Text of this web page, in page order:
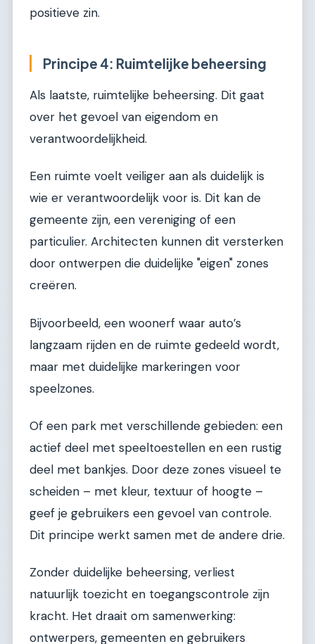
positieve zin.
Principe 4: Ruimtelijke beheersing
Als laatste, ruimtelijke beheersing. Dit gaat
over het gevoel van eigendom en
verantwoordelijkheid.
Een ruimte voelt veiliger aan als duidelijk is
wie er verantwoordelijk voor is. Dit kan de
gemeente zijn, een vereniging of een
particulier. Architecten kunnen dit versterken
door ontwerpen die duidelijke "eigen" zones
creëren.
Bijvoorbeeld, een woonerf waar auto’s
langzaam rijden en de ruimte gedeeld wordt,
maar met duidelijke markeringen voor
speelzones.
Of een park met verschillende gebieden: een
actief deel met speeltoestellen en een rustig
deel met bankjes. Door deze zones visueel te
scheiden – met kleur, textuur of hoogte –
geef je gebruikers een gevoel van controle.
Dit principe werkt samen met de andere drie.
Zonder duidelijke beheersing, verliest
natuurlijk toezicht en toegangscontrole zijn
kracht. Het draait om samenwerking:
ontwerpers, gemeenten en gebruikers